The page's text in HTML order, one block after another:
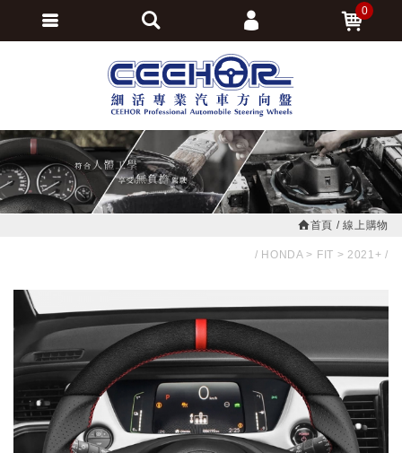
首頁 線上購物
HONDA FIT 2021+
0
會員登入
會員註冊
訂單查詢
追蹤清單
繁體中文